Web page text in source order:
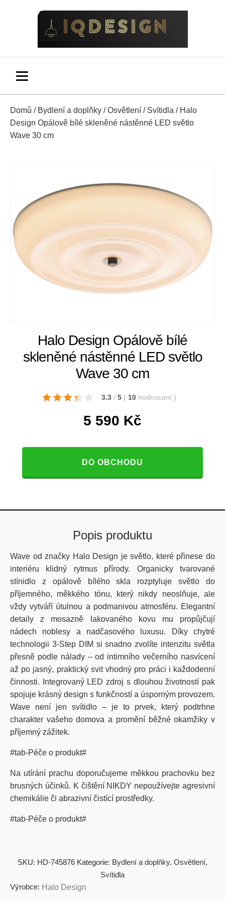
Domů / Bydlení a doplňky /Osvětlení / Svítidla / Halo
Design Opálově bílé skleněné nástěnné LED světlo
Wave 30 cm
Halo Design Opálově bílé
skleněné nástěnné LED světlo
Wave 30 cm
3.3 / 5 ( 10 hodnocení )
5 590 Kč
DO OBCHODU
Popis produktu
Wave od značky Halo Design je světlo, které přinese do
interiéru klidný rytmus přírody. Organicky tvarované
stínidlo z opálově bílého skla rozptyluje světlo do
příjemného, měkkého tónu, který nikdy neoslňuje, ale
vždy vytváří útulnou a podmanivou atmosféru. Elegantní
detaily z mosazně lakovaného kovu mu propůjčují
nádech noblesy a nadčasového luxusu. Díky chytré
technologii 3-Step DIM si snadno zvolíte intenzitu světla
přesně podle nálady – od intimního večerního nasvícení
až po jasný, praktický svit vhodný pro práci i každodenní
činnosti. Integrovaný LED zdroj s dlouhou životností pak
spojuje krásný design s funkčností a úsporným provozem.
Wave není jen svítidlo – je to prvek, který podtrhne
charakter vašeho domova a promění běžné okamžiky v
příjemný zážitek.
#tab-Péče o produkt#
Na utírání prachu doporučujeme měkkou prachovku bez
brusných účinků. K čištění NIKDY nepoužívejte agresivní
chemikálie či abrazivní čistící prostředky.
#tab-Péče o produkt#
SKU: HD-745876 Kategorie: Bydlení a doplňky, Osvětlení,
Svítidla
Výrobce: Halo Design